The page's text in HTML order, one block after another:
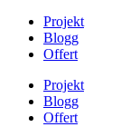
Projekt
Blogg
Offert
Projekt
Blogg
Offert